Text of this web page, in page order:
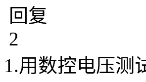
回复
2
1.用数控电压测